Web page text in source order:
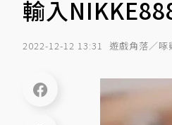
輸入
2022-12-12 13:31 遊戲角落／啄